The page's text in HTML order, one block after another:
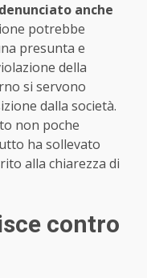
anche
potrebbe
presunta e
della
si servono
dalla società.
non poche
ha sollevato
alla chiarezza di
contro